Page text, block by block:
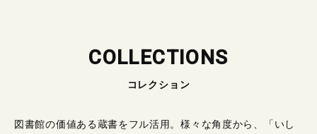
COLLECTIONS
コレクション
図書館の価値ある蔵書をフル活用。様々な角度から、「いし